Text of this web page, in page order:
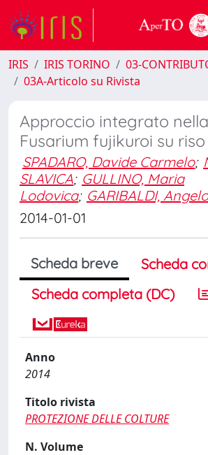
IRIS IRIS TORINO
03-
03A-Articolo su Rivista
Approccio integrato
Fusarium fujikuroi su riso
SPADARO, Davide Carmelo;
SLAVICA; GULLINO, Maria
Lodovica; GARIBALDI, Angelo
2014-01-01
Scheda breve
Scheda
Scheda completa (DC)
Anno
2014
Titolo rivista
PROTEZIONE DELLE COLTURE
N. Volume